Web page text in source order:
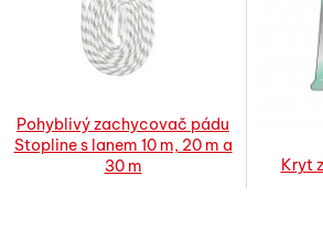
Pohyblivý zachycovač pádu
Stopline s lanem 10 m, 20 m a
30 m
Kryt